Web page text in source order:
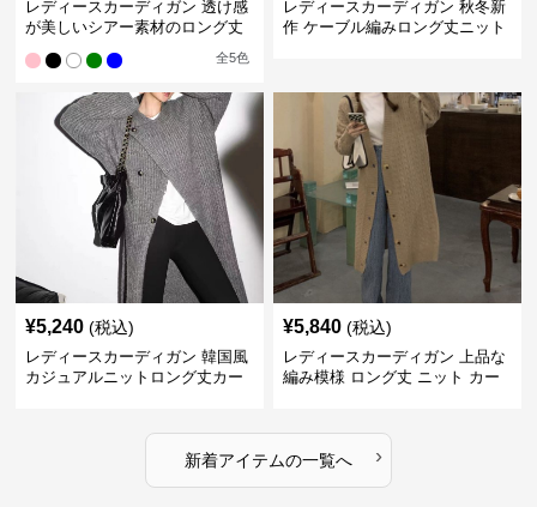
レディースカーディガン 透け感
が美しいシアー素材のロング丈
全5色
レディースカーディガン 秋冬新
作 ケーブル編みロング丈ニット
¥5,240 (税込)
レディースカーディガン 韓国風
カジュアルニットロング丈カー
¥5,840 (税込)
レディースカーディガン 上品な
編み模様 ロング丈 ニット カー
新着アイテムの一覧へ ›